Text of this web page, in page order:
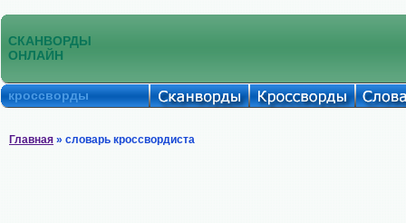
СКАНВОРДЫ
ОНЛАЙН
кроссворды
Главная » словарь кроссвордиста